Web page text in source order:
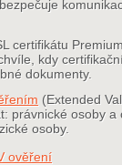
certifikátu
kdy
dokumenty.
(Extended
právnické osoby a
osoby.
ověření